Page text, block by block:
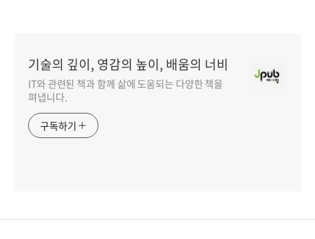
기술의 깊이, 영감의 높이, 배움의 너비
IT와 관련된 책과 함께 삶에 도움되는 다양한 책을
펴냅니다.
구독하기